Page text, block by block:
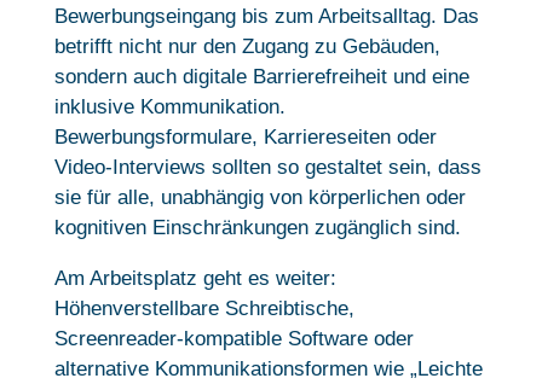
Bewerbungseingang bis zum Arbeitsalltag. Das
betrifft nicht nur den Zugang zu Gebäuden,
sondern auch digitale Barrierefreiheit und eine
inklusive Kommunikation.
Bewerbungsformulare, Karriereseiten oder
Video-Interviews sollten so gestaltet sein, dass
sie für alle, unabhängig von körperlichen oder
kognitiven Einschränkungen zugänglich sind.
Am Arbeitsplatz geht es weiter:
Höhenverstellbare Schreibtische,
Screenreader-kompatible Software oder
alternative Kommunikationsformen wie „Leichte